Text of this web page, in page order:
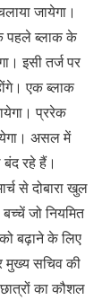
जायेगा।
पहले ब्लाक के
इसी तर्ज पर
एक ब्लाक
प्ररेक
असल में
रहे हैं।
से दोबारा खुल
जो नियमित
बढ़ाने के लिए
मुख्य सचिव की
छात्रों का कौशल